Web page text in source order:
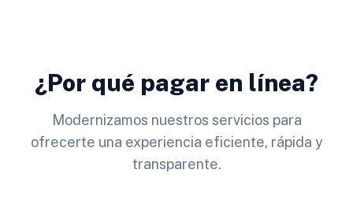
¿Por qué pagar en línea?
Modernizamos nuestros servicios para
ofrecerte una experiencia eficiente, rápida y
transparente.